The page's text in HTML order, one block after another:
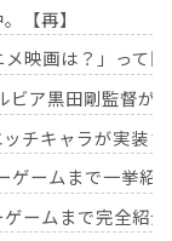
【再】
映画は？」って
ビア黒田剛監督が
ッチキャラが実装
ームまで一挙紹
ームまで完全紹